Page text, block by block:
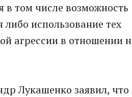
в том числе возможность
использование тех
агрессии в отношении
Лукашенко заявил, что